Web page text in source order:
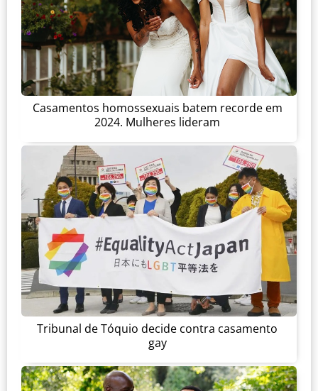
Casamentos homossexuais batem recorde em
2024. Mulheres lideram
Tribunal de Tóquio decide contra casamento
gay